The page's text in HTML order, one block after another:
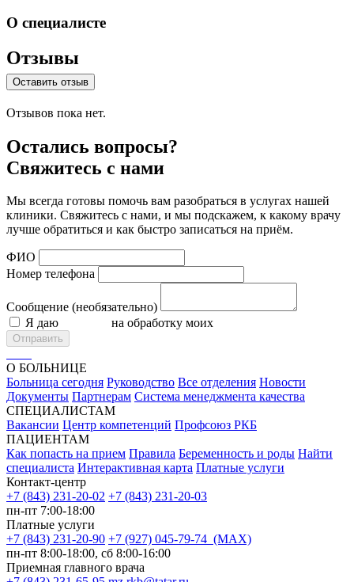
О специалисте
Отзывы
Оставить отзыв
Отзывов пока нет.
Остались вопросы?
Свяжитесь с нами
Мы всегда готовы помочь вам разобраться в услугах нашей
клиники. Свяжитесь с нами, и мы подскажем, к какому врачу
лучше обратиться и как быстро записаться на приём.
ФИО
Номер телефона
Сообщение (необязательно)
Я даю
на обработку моих
Отправить
О БОЛЬНИЦЕ
Больница сегодня Руководство Все отделения Новости
Документы Партнерам Система менеджмента качества
СПЕЦИАЛИСТАМ
Вакансии Центр компетенций Профсоюз РКБ
ПАЦИЕНТАМ
Как попасть на прием Правила Беременность и роды Найти
специалиста Интерактивная карта Платные услуги
Контакт-центр
+7 (843) 231-20-02 +7 (843) 231-20-03
пн-пт 7:00-18:00
Платные услуги
+7 (843) 231-20-90 +7 (927) 045-79-74 (MAX)
пн-пт 8:00-18:00, сб 8:00-16:00
Приемная главного врача